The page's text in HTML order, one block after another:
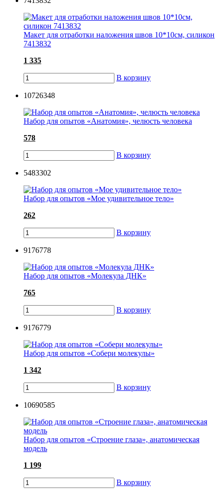
Макет для отработки наложения швов 10*10см, силикон
7413832
1 335
В корзину
10726348
Набор для опытов «Анатомия», челюсть человека
578
В корзину
5483302
Набор для опытов «Мое удивительное тело»
262
В корзину
9176778
Набор для опытов «Молекула ДНК»
765
В корзину
9176779
Набор для опытов «Собери молекулы»
1 342
В корзину
10690585
Набор для опытов «Строение глаза», анатомическая
модель
1 199
В корзину